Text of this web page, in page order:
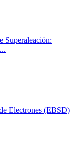
Superaleación:
Electrones (EBSD)